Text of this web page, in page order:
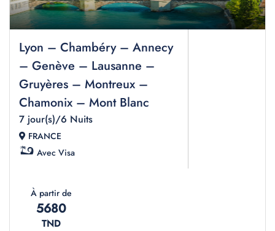
Lyon – Chambéry – Annecy
– Genève – Lausanne –
Gruyères – Montreux –
Chamonix – Mont Blanc
7 jour(s)/6 Nuits
FRANCE
Avec Visa
À partir de
5680
TND